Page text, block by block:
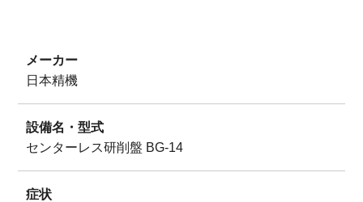
メーカー
日本精機
設備名・型式
センターレス研削盤 BG-14
症状